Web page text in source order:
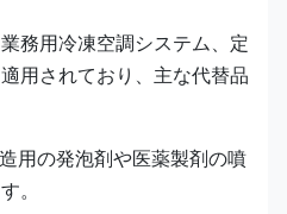
務用冷凍空調システム、定
用されており、主な代替品
用の発泡剤や医薬製剤の噴
。